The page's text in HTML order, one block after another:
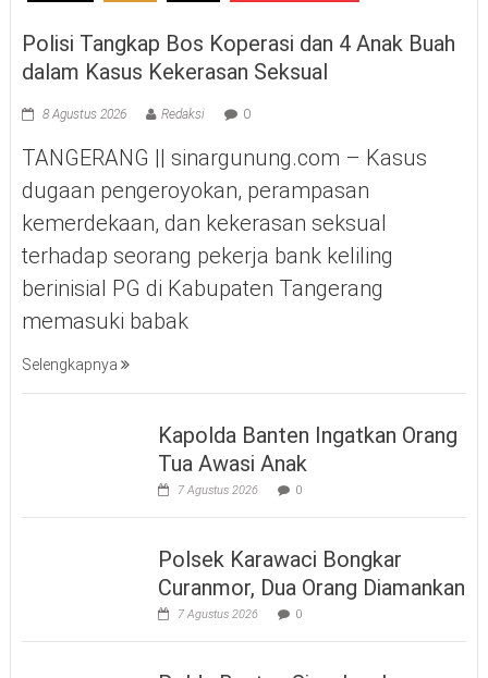
Polisi Tangkap Bos Koperasi dan 4 Anak Buah
dalam Kasus Kekerasan Seksual
8 Agustus 2026 Redaksi 0
TANGERANG || sinargunung.com – Kasus
dugaan pengeroyokan, perampasan
kemerdekaan, dan kekerasan seksual
terhadap seorang pekerja bank keliling
berinisial PG di Kabupaten Tangerang
memasuki babak
Selengkapnya
Kapolda Banten Ingatkan Orang
Tua Awasi Anak
7 Agustus 2026 0
Polsek Karawaci Bongkar
Curanmor, Dua Orang Diamankan
7 Agustus 2026 0